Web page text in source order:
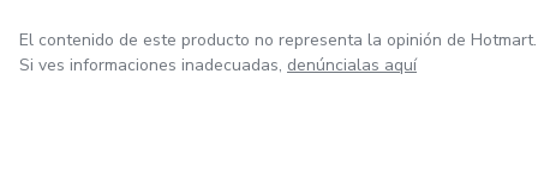
El contenido de este producto no representa la opinión de Hotmart.
Si ves informaciones inadecuadas, denúncialas aquí